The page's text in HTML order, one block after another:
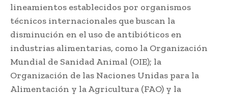
lineamientos establecidos por organismos
técnicos internacionales que buscan la
disminución en el uso de antibióticos en
industrias alimentarias, como la Organización
Mundial de Sanidad Animal (OIE); la
Organización de las Naciones Unidas para la
Alimentación y la Agricultura (FAO) y la